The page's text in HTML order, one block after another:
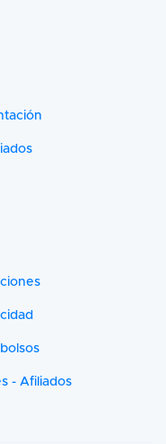
- Afiliados